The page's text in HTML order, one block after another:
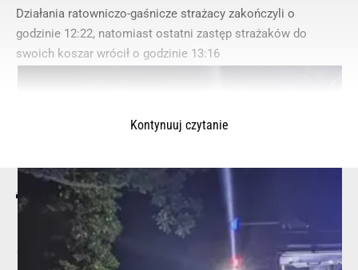
Działania ratowniczo-gaśnicze strażacy zakończyli o
godzinie 12:22, natomiast ostatni zastęp strażaków do
swoich koszar wrócił o godzinie 13:16
Kontynuuj czytanie